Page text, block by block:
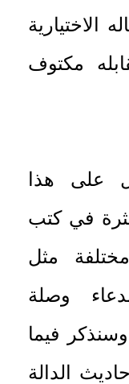
الاختيارية
مكتوف
على هذا
في كتب
مثل
وصلة
فيما
الدالة